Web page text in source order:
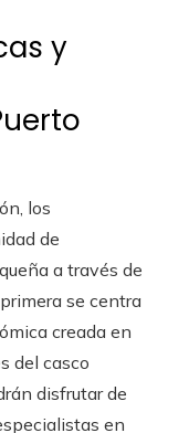
y
los
de
a través de
se centra
creada en
del casco
disfrutar de
en